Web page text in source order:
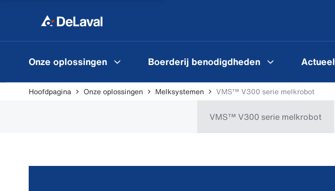
Onze oplossingen Boerderij benodigdheden Actueel
Hoofdpagina Onze oplossingen Melksystemen VMS™ V300 serie melkrobot
VMS™ V300 serie melkrobot